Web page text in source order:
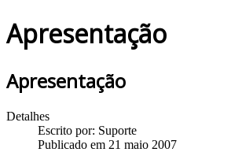
Apresentação
Apresentação
Detalhes
Escrito por: Suporte
Publicado em 21 maio 2007